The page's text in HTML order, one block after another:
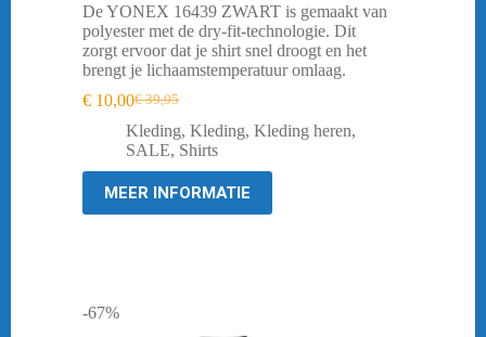
De YONEX 16439 ZWART is gemaakt van
polyester met de dry-fit-technologie. Dit
zorgt ervoor dat je shirt snel droogt en het
brengt je lichaamstemperatuur omlaag.
€39,95
Oorspronkelijke
prijs
was:
€ 10,00Huidige
prijs
is:
Kleding, Kleding, Kleding heren,
SALE, Shirts
MEER INFORMATIE
-67%